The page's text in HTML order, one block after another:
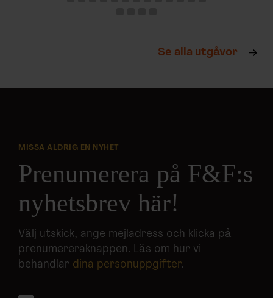
Se alla utgåvor
MISSA ALDRIG EN NYHET
Prenumerera på F&F:s
nyhetsbrev här!
Välj utskick, ange mejladress och klicka på
prenumereraknappen. Läs om hur vi
behandlar dina personuppgifter.